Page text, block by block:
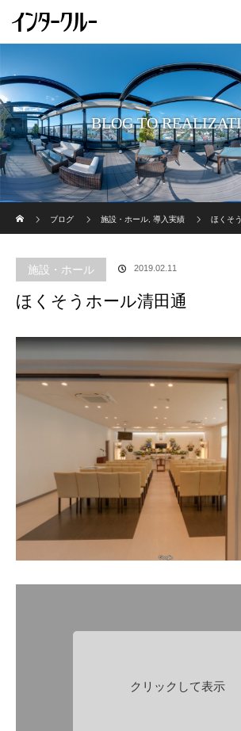
BLOG TO
ブログ
施設・ホール 導入実績 ほくそ
施設・ホール 2019.02.11
ほくそうホール清田通
クリックして表示